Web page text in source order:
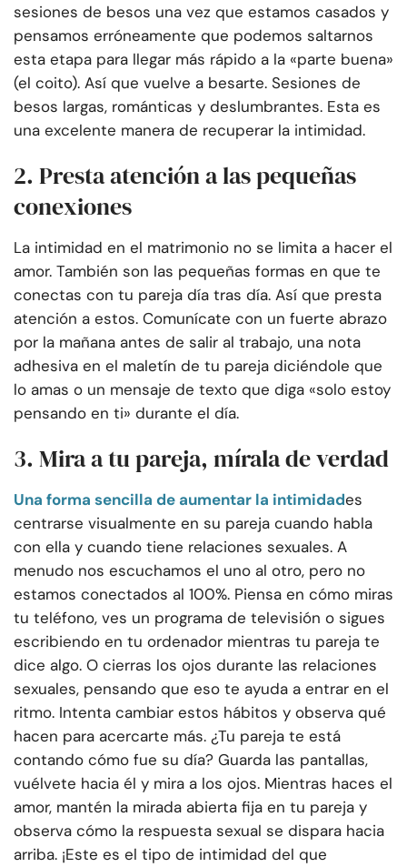
sesiones de besos una vez que estamos casados y
pensamos erróneamente que podemos saltarnos
esta etapa para llegar más rápido a la «parte buena»
(el coito). Así que vuelve a besarte. Sesiones de
besos largas, románticas y deslumbrantes. Esta es
una excelente manera de recuperar la intimidad.
2. Presta atención a las pequeñas
conexiones
La intimidad en el matrimonio no se limita a hacer el
amor. También son las pequeñas formas en que te
conectas con tu pareja día tras día. Así que presta
atención a estos. Comunícate con un fuerte abrazo
por la mañana antes de salir al trabajo, una nota
adhesiva en el maletín de tu pareja diciéndole que
lo amas o un mensaje de texto que diga «solo estoy
pensando en ti» durante el día.
3. Mira a tu pareja, mírala de verdad
Una forma sencilla de aumentar la intimidades
centrarse visualmente en su pareja cuando habla
con ella y cuando tiene relaciones sexuales. A
menudo nos escuchamos el uno al otro, pero no
estamos conectados al 100%. Piensa en cómo miras
tu teléfono, ves un programa de televisión o sigues
escribiendo en tu ordenador mientras tu pareja te
dice algo. O cierras los ojos durante las relaciones
sexuales, pensando que eso te ayuda a entrar en el
ritmo. Intenta cambiar estos hábitos y observa qué
hacen para acercarte más. ¿Tu pareja te está
contando cómo fue su día? Guarda las pantallas,
vuélvete hacia él y mira a los ojos. Mientras haces el
amor, mantén la mirada abierta fija en tu pareja y
observa cómo la respuesta sexual se dispara hacia
arriba. ¡Este es el tipo de intimidad del que